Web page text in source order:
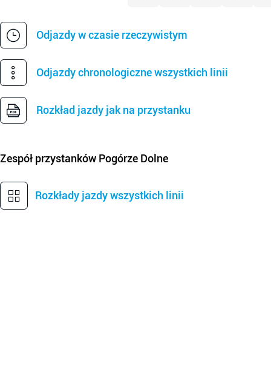
Odjazdy w czasie rzeczywistym
Odjazdy chronologiczne wszystkich linii
Rozkład jazdy jak na przystanku
Zespół przystanków Pogórze Dolne
Rozkłady jazdy wszystkich linii